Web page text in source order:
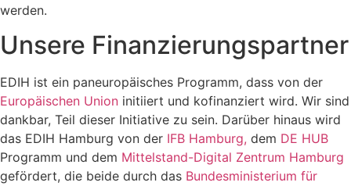
werden.
Unsere Finanzierungspartner
EDIH ist ein paneuropäisches Programm, dass von der
Europäischen Union initiiert und kofinanziert wird. Wir sind
dankbar, Teil dieser Initiative zu sein. Darüber hinaus wird
das EDIH Hamburg von der IFB Hamburg, dem DE HUB
Programm und dem Mittelstand-Digital Zentrum Hamburg
gefördert, die beide durch das Bundesministerium für